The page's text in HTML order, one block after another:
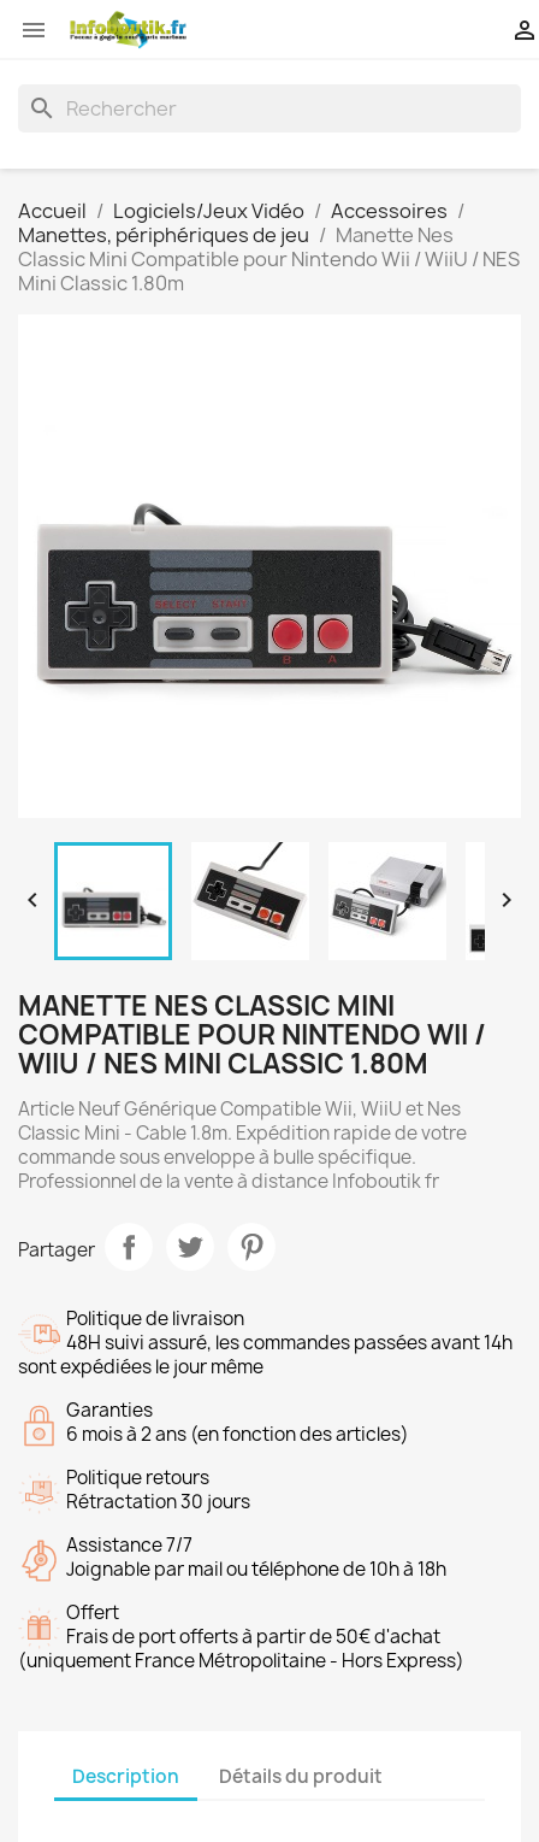
 
search
Accueil Logiciels/Jeux Vidéo
Accessoires
Manettes, périphériques de jeu
Manette Nes
Classic Mini Compatible pour Nintendo Wii / WiiU / NES
Mini Classic 1.80m
 
MANETTE NES CLASSIC MINI
COMPATIBLE POUR NINTENDO WII /
WIIU / NES MINI CLASSIC 1.80M
Article Neuf Générique Compatible Wii, WiiU et Nes
Classic Mini - Cable 1.8m. Expédition rapide de votre
commande sous enveloppe à bulle spécifique.
Professionnel de la vente à distance Infoboutik fr
Partager
Politique de livraison
48H suivi assuré, les commandes passées avant 14h
sont expédiées le jour même
Garanties
6 mois à 2 ans (en fonction des articles)
Politique retours
Rétractation 30 jours
Assistance 7/7
Joignable par mail ou téléphone de 10h à 18h
Offert
Frais de port offerts à partir de 50€ d'achat
(uniquement France Métropolitaine - Hors Express)
Description Détails du produit